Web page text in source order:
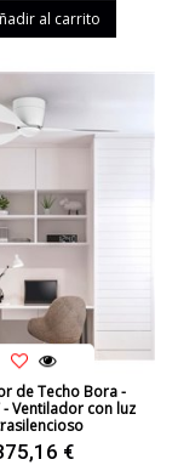
al carrito
de Techo Bora -
- Ventilador con luz
€